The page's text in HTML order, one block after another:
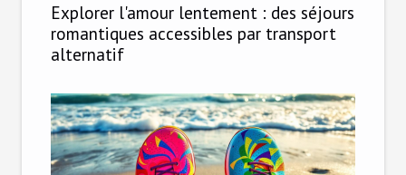
Explorer l'amour lentement : des séjours
romantiques accessibles par transport
alternatif